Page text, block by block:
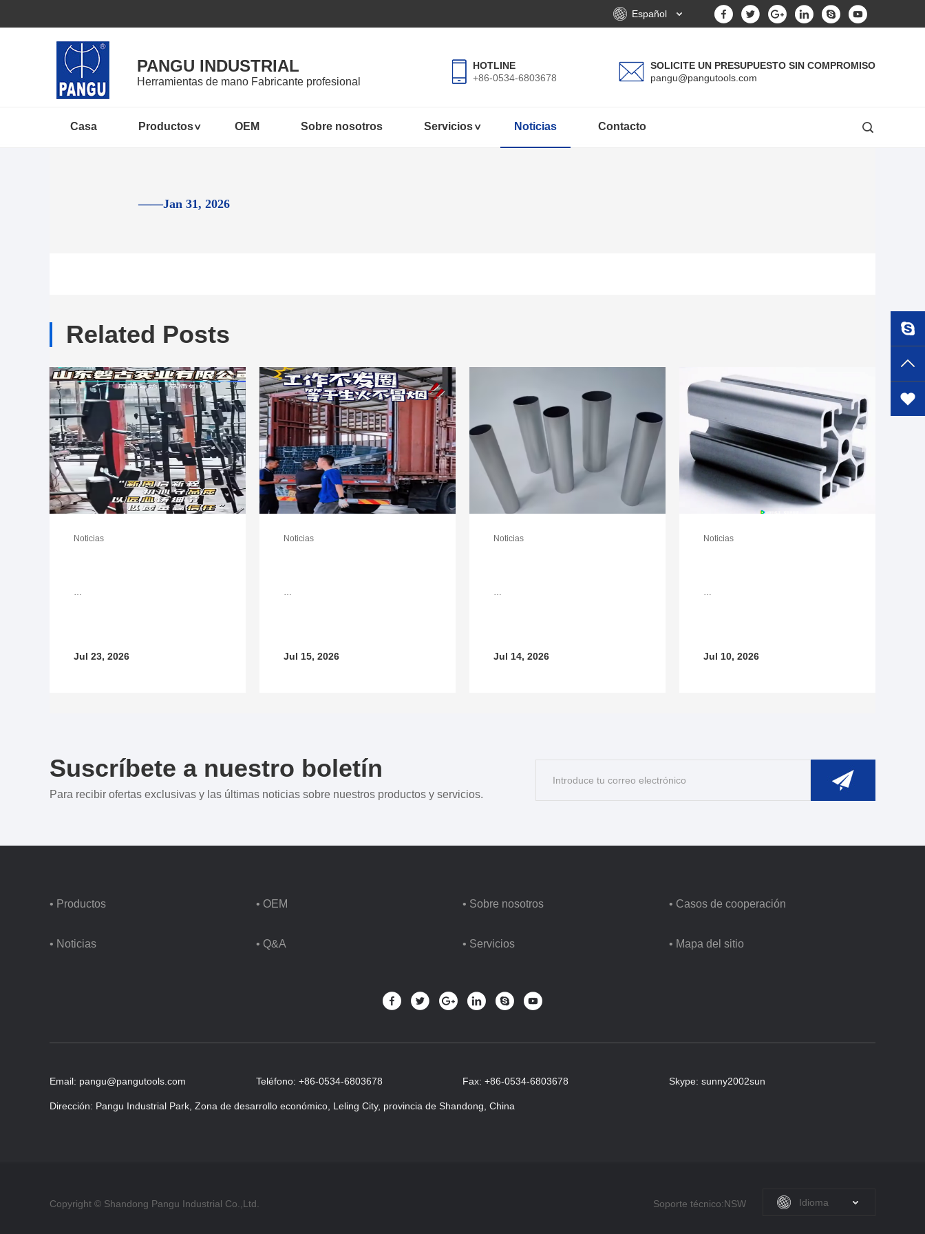
Español
PANGU INDUSTRIAL
Herramientas de mano Fabricante profesional
SOLICITE UN PRESUPUESTO SIN COMPROMISO
pangu@pangutools.com
HOTLINE
+86-0534-6803678
Casa Productos OEM Sobre nosotros Servicios Noticias Contacto
——Jan 31, 2026
Related Posts
Noticias
…
Jul 23, 2026
Noticias
…
Jul 15, 2026
Noticias
…
Jul 14, 2026
Noticias
…
Jul 10, 2026
Suscríbete a nuestro boletín
Para recibir ofertas exclusivas y las últimas noticias sobre nuestros productos y servicios.
• Productos • OEM • Sobre nosotros • Casos de cooperación
• Noticias • Q&A • Servicios • Mapa del sitio
Email: pangu@pangutools.com
Dirección: Pangu Industrial Park, Zona de desarrollo económico, Leling City, provincia de Shandong, China
Teléfono: +86-0534-6803678 Fax: +86-0534-6803678 Skype: sunny2002sun
Copyright © Shandong Pangu Industrial Co.,Ltd. Idioma
Soporte técnico:NSW